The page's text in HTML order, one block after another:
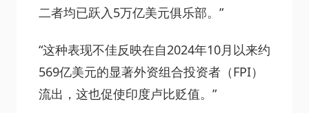
二者均已跃入5万亿美元俱乐部。”
“这种表现不佳反映在自2024年10月以来约
569亿美元的显著外资组合投资者（FPI）
流出，这也促使印度卢比贬值。”